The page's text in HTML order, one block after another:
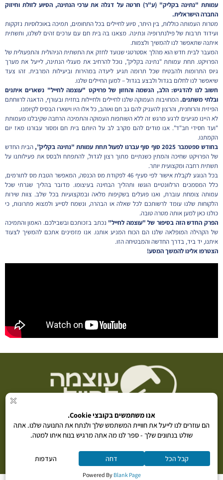
עמותת "נתינה בקליק" (ע"ר) חרטה על דגלה את ערכי הנתינה, הסיוע לזולת וחיזוק
החברה הישראלית.
מטרות העמותה כוללות, בין היתר, סיוע לחיילים בכל התחומים, תמיכה באוכלוסיות נזקקות
ועידוד תרבות של פילנתרופיה ונתינה. מצאנו בה בית חם עם ערכים זהים לשלנו, ותשתית
איתנה שתאפשר לנו להמשיך ולצמוח.
המעבר לבית חדש הוא מהלך אסטרטגי שנועד לחזק את התשתית הניהולית והתפעולית של
הפרויקט. תחת עמותת "נתינה בקליק", נוכל להרחיב את מעגלי הנתינה, לייעל את מערך
גיוס התרומות ולהבטיח שכל תרומה תגיע ליעדה במהירות וביעילות המרבית. זהו צעד
שיאפשר לנו לחלום בגדול ולבצע בגדול – למען החיילים שלנו.
חשוב לנו להדגיש: הלב, הנשמה והחזון של פרויקט "עוצמה לחייל" נשארים איתנים
ובלתי משתנים. המחויבות העמוקה שלנו לחיילים ולחיילות בחזית ובעורף, הדאגה לרווחתם
הפיזית והרוחנית, והרצון להעניק להם גב חם ואוהב, כל אלו היו וישארו הבסיס לקיומנו.
לא היינו מגיעים לרגע מרגש זה ללא השותפות העמוקה והתמיכה הרחבה שקיבלנו מעמותת
"ועד חסידי חב"ד". אנו מודים להם מקרב לב על היותם בית חם ומסור עבורנו מאז יום
הקמתנו.
בחודש ספטמבר 2025 סוף סוף עברנו לפעול תחת עמותת "נתינה בקליק”,
הבית החדש
של הפרויקט שחיכה והמתין כשנתיים מתוך רצון לגדול, להתפתח ולבסס את פעילותנו על
תשתית רחבה ומקצועית יותר.
בכל הנוגע לקבלת אישור לפי סעיף 46 לפקודת מס הכנסה, המאפשר הטבת מס לתורמים,
כלל המסמכים הרלוונטיים הוגשו ותהליך הבחינה בעיצומו. מדובר בהליך שגרתי שכל
עמותה צומחת עוברת, ואנו פועלים בשקיפות מלאה ובמקצועיות בכל שלב. צוות שירות
הלקוחות שלנו עומד לרשותכם לכל שאלה או הבהרה, ונשמח לסייע ולמצוא פתרונות, כי
כולנו כאן למען אותה מטרה טובה.
הפרק החדש הזה בסיפור של "עוצמה לחייל" נכתב בזכותכם ובשבילכם. האמון והתמיכה
של הקהילה המופלאה שלנו הם הכוח המניע אותנו. אנו מזמינים אתכם להמשיך לצעוד
איתנו, יד ביד, בדרך החדשה והמבטיחה הזו.
הצטרפו אלינו להמשך המסע!
"עוצמה לחייל"
info@poweridf.co.il